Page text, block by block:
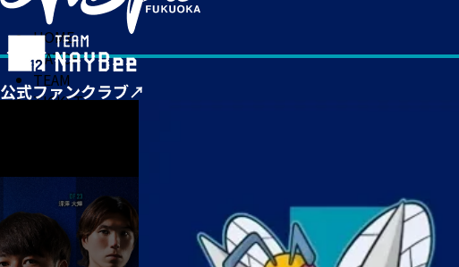
HOME
MATCH
TEAM
TICKET